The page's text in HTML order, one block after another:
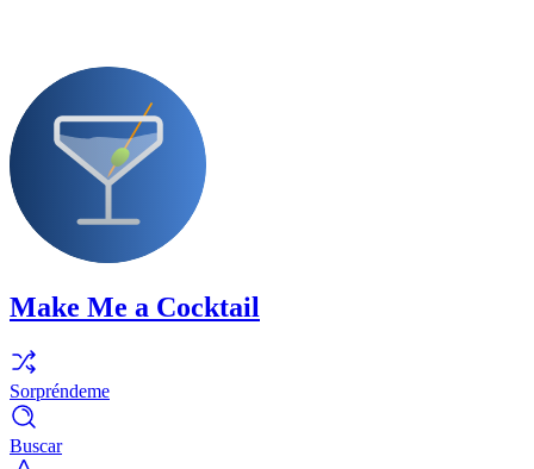
Make Me a Cocktail
Sorpréndeme
Buscar